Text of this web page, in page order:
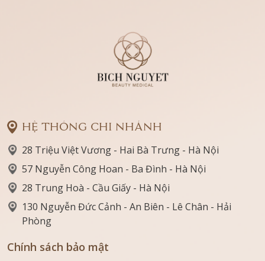
HỆ THỐNG CHI NHÁNH
28 Triệu Việt Vương - Hai Bà Trưng - Hà Nội
57 Nguyễn Công Hoan - Ba Đình - Hà Nội
28 Trung Hoà - Cầu Giấy - Hà Nội
130 Nguyễn Đức Cảnh - An Biên - Lê Chân - Hải
Phòng
Chính sách bảo mật